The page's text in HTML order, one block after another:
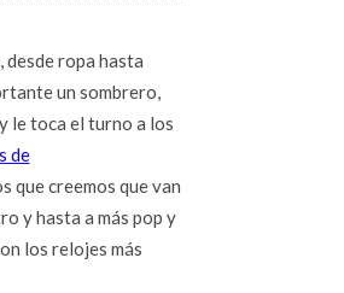
ropa hasta
un sombrero,
le toca el turno a los
de
que creemos que van
y hasta a más pop y
los relojes más